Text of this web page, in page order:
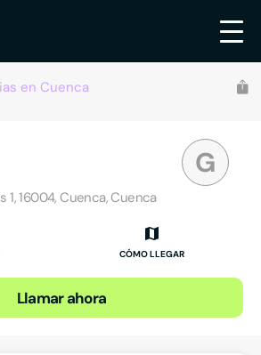
en Cuenca
G
1, 16004, Cuenca, Cuenca
CÓMO LLEGAR
Llamar ahora